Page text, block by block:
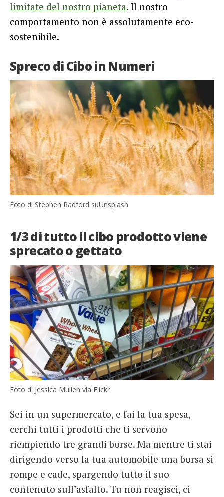
limitate del nostro pianeta. Il nostro
comportamento non è assolutamente eco-
sostenibile.
Spreco di Cibo in Numeri
Foto di Stephen Radford suUnsplash
1/3 di tutto il cibo prodotto viene
sprecato o gettato
Foto di Jessica Mullen via Flickr
Sei in un supermercato, e fai la tua spesa,
cerchi tutti i prodotti che ti servono
riempiendo tre grandi borse. Ma mentre ti stai
dirigendo verso la tua automobile una borsa si
rompe e cade, spargendo tutto il suo
contenuto sull’asfalto. Tu non reagisci, ci